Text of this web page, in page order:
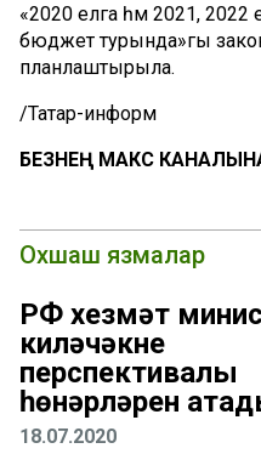
«2020 елга һәм 2021,
бюджет турында»гы
планлаштырыла.
/Татар-информ
БЕЗНЕҢ МАКС
Охшаш язмалар
РФ хезмәт
киләчәкнең
перспективалы
һөнәрләрен
18.07.2020